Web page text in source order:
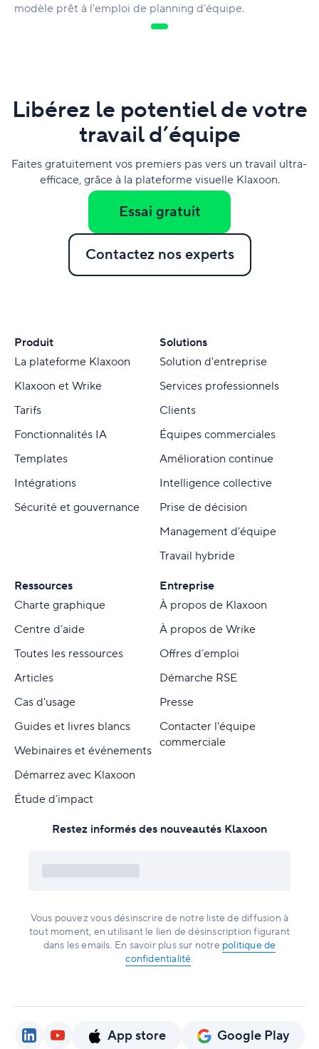
modèle prêt à l'emploi de planning d’équipe.
Libérez le potentiel de votre
travail d’équipe
Faites gratuitement vos premiers pas vers un travail ultra-
efficace, grâce à la plateforme visuelle Klaxoon.
Essai gratuit
Contactez nos experts
Produit
La plateforme Klaxoon
Klaxoon et Wrike
Tarifs
Fonctionnalités IA
Templates
Intégrations
Sécurité et gouvernance
Solutions
Solution d'entreprise
Services professionnels
Clients
Équipes commerciales
Amélioration continue
Intelligence collective
Prise de décision
Management d'équipe
Travail hybride
Ressources
Charte graphique
Centre d’aide
Toutes les ressources
Articles
Cas d'usage
Guides et livres blancs
Webinaires et événements
Démarrez avec Klaxoon
Étude d’impact
Entreprise
À propos de Klaxoon
À propos de Wrike
Offres d’emploi
Démarche RSE
Presse
Contacter l'équipe
commerciale
Restez informés des nouveautés Klaxoon
Vous pouvez vous désinscrire de notre liste de diffusion à
tout moment, en utilisant le lien de désinscription figurant
dans les emails. En savoir plus sur notre politique de
confidentialité.
App store Google Play